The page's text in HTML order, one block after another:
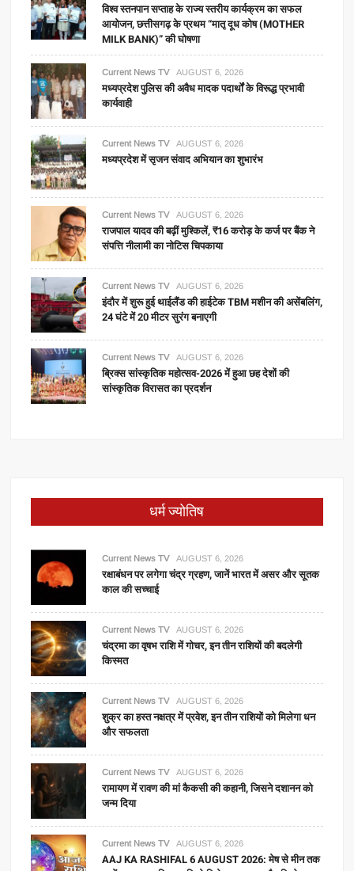
विश्व स्तनपान सप्ताह के राज्य स्तरीय कार्यक्रम का सफल
आयोजन, छत्तीसगढ़ के प्रथम “मातृ दूध कोष (MOTHER
MILK BANK)” की घोषणा
Current News TV AUGUST 6, 2026
मध्यप्रदेश पुलिस की अवैध मादक पदार्थों के विरूद्ध प्रभावी
कार्यवाही
Current News TV AUGUST 6, 2026
मध्यप्रदेश में सृजन संवाद अभियान का शुभारंभ
Current News TV AUGUST 6, 2026
राजपाल यादव की बढ़ीं मुश्किलें, ₹16 करोड़ के कर्ज पर बैंक ने
संपत्ति नीलामी का नोटिस चिपकाया
Current News TV AUGUST 6, 2026
इंदौर में शुरू हुई थाईलैंड की हाईटेक TBM मशीन की असेंबलिंग,
24 घंटे में 20 मीटर सुरंग बनाएगी
Current News TV AUGUST 6, 2026
ब्रिक्स सांस्कृतिक महोत्सव-2026 में हुआ छह देशों की
सांस्कृतिक विरासत का प्रदर्शन
धर्म ज्योतिष
Current News TV AUGUST 6, 2026
रक्षाबंधन पर लगेगा चंद्र ग्रहण, जानें भारत में असर और सूतक
काल की सच्चाई
Current News TV AUGUST 6, 2026
चंद्रमा का वृषभ राशि में गोचर, इन तीन राशियों की बदलेगी
किस्मत
Current News TV AUGUST 6, 2026
शुक्र का हस्त नक्षत्र में प्रवेश, इन तीन राशियों को मिलेगा धन
और सफलता
Current News TV AUGUST 6, 2026
रामायण में रावण की मां कैकसी की कहानी, जिसने दशानन को
जन्म दिया
Current News TV AUGUST 6, 2026
AAJ KA RASHIFAL 6 AUGUST 2026: मेष से मीन तक